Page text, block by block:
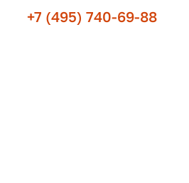
+7 (495) 740-69-88